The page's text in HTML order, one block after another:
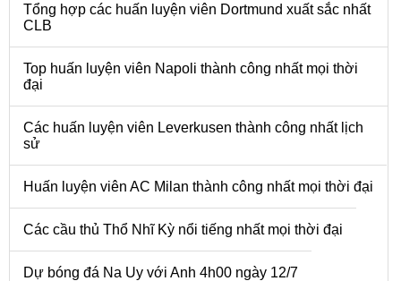
Tổng hợp các huấn luyện viên Dortmund xuất sắc nhất
CLB
Top huấn luyện viên Napoli thành công nhất mọi thời
đại
Các huấn luyện viên Leverkusen thành công nhất lịch
sử
Huấn luyện viên AC Milan thành công nhất mọi thời đại
Các cầu thủ Thổ Nhĩ Kỳ nổi tiếng nhất mọi thời đại
Dự bóng đá Na Uy với Anh 4h00 ngày 12/7